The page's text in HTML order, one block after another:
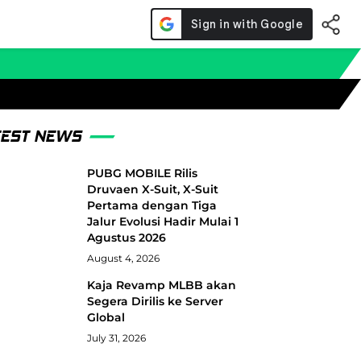
NEWS
PUBG MOBILE Rilis
Druvaen X-Suit, X-Suit
Pertama dengan Tiga
Jalur Evolusi Hadir Mulai 1
Agustus 2026
August 4, 2026
Kaja Revamp MLBB akan
Segera Dirilis ke Server
Global
July 31, 2026